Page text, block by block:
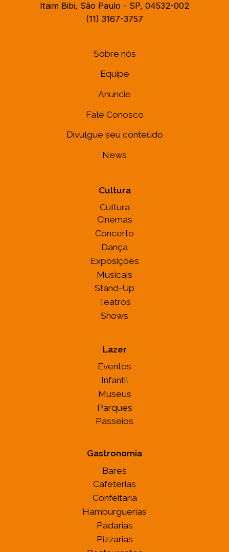
Itaim Bibi, São Paulo - SP, 04532-002
(11) 3167-3757
Sobre nós
Equipe
Anuncie
Fale Conosco
Divulgue seu conteúdo
News
Cultura
Cultura
Cinemas
Concerto
Dança
Exposições
Musicais
Stand-Up
Teatros
Shows
Lazer
Eventos
Infantil
Museus
Parques
Passeios
Gastronomia
Bares
Cafeterias
Confeitaria
Hamburguerias
Padarias
Pizzarias